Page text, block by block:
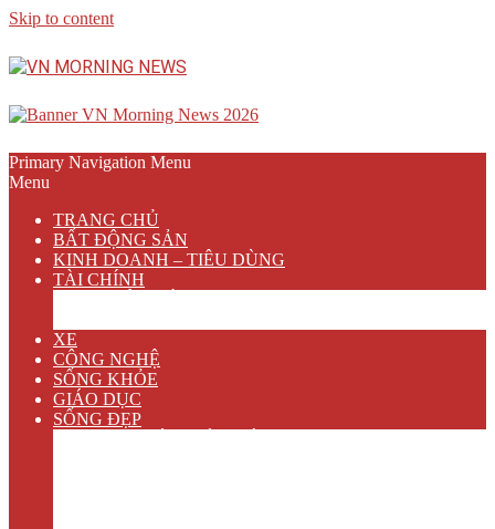
Skip to content
Primary Navigation Menu
Menu
TRANG CHỦ
BẤT ĐỘNG SẢN
KINH DOANH – TIÊU DÙNG
TÀI CHÍNH
XE
CÔNG NGHỆ
SỐNG KHỎE
GIÁO DỤC
SỐNG ĐẸP